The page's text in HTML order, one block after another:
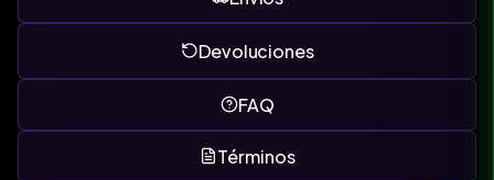
Devoluciones
FAQ
Términos